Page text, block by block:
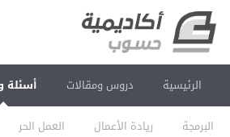
الرئيسية دروس ومقالات أسئلة
البرمجة ريادة الأعمال العمل الحر